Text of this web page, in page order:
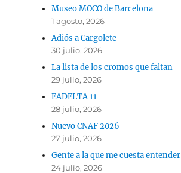
Museo MOCO de Barcelona
1 agosto, 2026
Adiós a Cargolete
30 julio, 2026
La lista de los cromos que faltan
29 julio, 2026
EADELTA 11
28 julio, 2026
Nuevo CNAF 2026
27 julio, 2026
Gente a la que me cuesta entender
24 julio, 2026